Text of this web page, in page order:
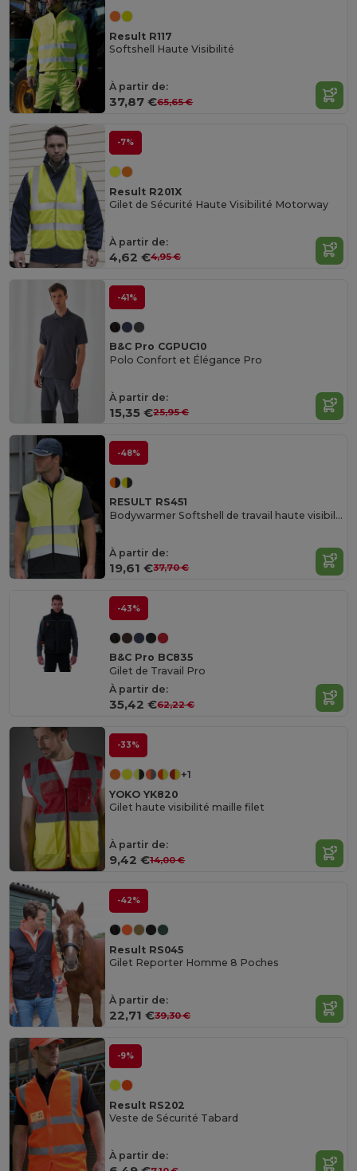
Result R117
Softshell Haute Visibilité
À partir de:
37,87 €65,65 €
-7%
Result R201X
Gilet de Sécurité Haute Visibilité Motorway
À partir de:
4,62 €4,95 €
-41%
B&C Pro CGPUC10
Polo Confort et Élégance Pro
À partir de:
15,35 €25,95 €
-48%
RESULT RS451
Bodywarmer Softshell de travail haute visibilité
À partir de:
19,61 €37,70 €
-43%
B&C Pro BC835
Gilet de Travail Pro
À partir de:
35,42 €62,22 €
-33%
+1
YOKO YK820
Gilet haute visibilité maille filet
À partir de:
9,42 €14,00 €
-42%
Result RS045
Gilet Reporter Homme 8 Poches
À partir de:
22,71 €39,30 €
-9%
Result RS202
Veste de Sécurité Tabard
À partir de: